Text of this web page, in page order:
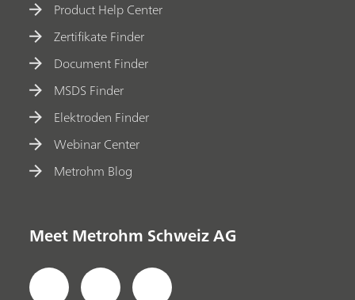
Product Help Center
Zertifikate Finder
Document Finder
MSDS Finder
Elektroden Finder
Webinar Center
Metrohm Blog
Meet Metrohm Schweiz AG